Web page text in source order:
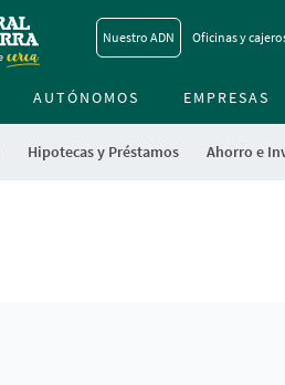
Nuestro ADN Oficinas y
Hipotecas y Préstamos Ahorro e
AUTÓNOMOS EMPRESAS